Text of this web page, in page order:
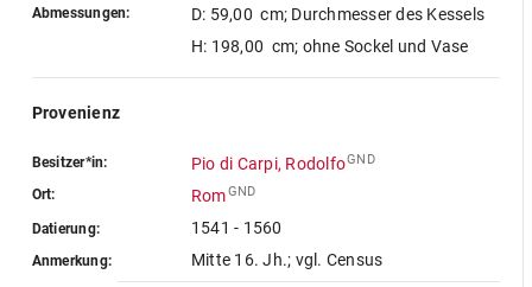
Abmessungen: D: 59,00 cm; Durchmesser des Kessels
H: 198,00 cm; ohne Sockel und Vase
Provenienz
Besitzer*in: Pio di Carpi, RodolfoGND
Ort: RomGND
Datierung: 1541 - 1560
Anmerkung: Mitte 16. Jh.; vgl. Census